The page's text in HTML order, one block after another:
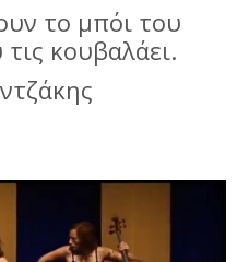
το μπόι του
κουβαλάει.